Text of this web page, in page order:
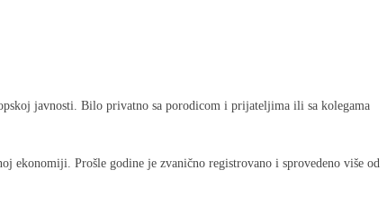
javnosti. Bilo privatno sa porodicom i prijateljima ili sa kolegama
ekonomiji. Prošle godine je zvanično registrovano i sprovedeno više od